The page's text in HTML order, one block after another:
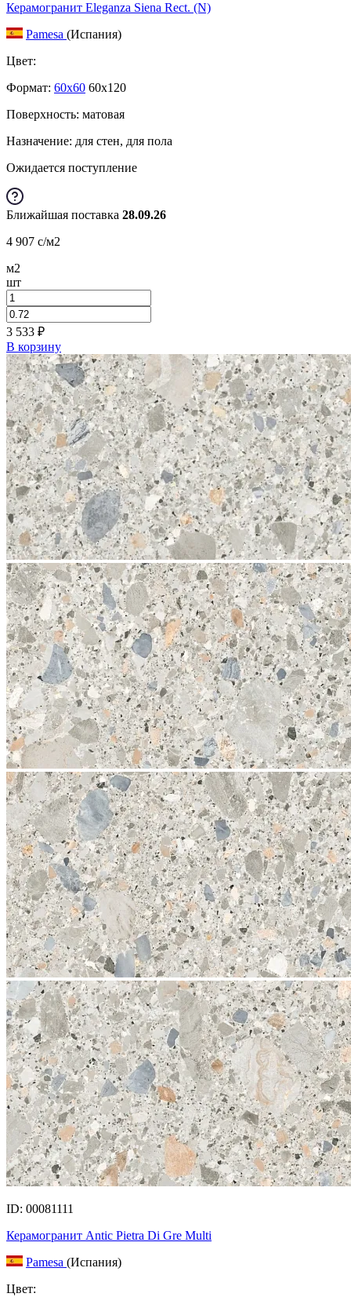
Керамогранит Eleganza Siena Rect. (N)
Pamesa (Испания)
Цвет:
Формат: 60x60 60x120
Поверхность: матовая
Назначение: для стен, для пола
Ожидается поступление
Ближайшая поставка 28.09.26
4 907 c/м2
м2
шт
3 533 ₽
В корзину
ID: 00081111
Керамогранит Antic Pietra Di Gre Multi
Pamesa (Испания)
Цвет: